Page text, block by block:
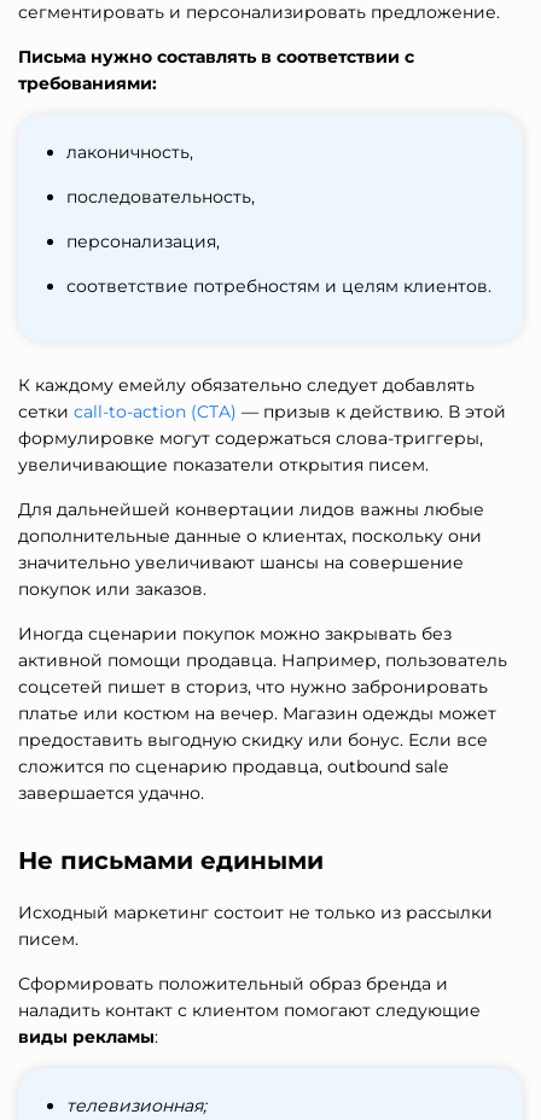
сегментировать и персонализировать предложение.
Письма нужно составлять в соответствии с
требованиями:
лаконичность,
последовательность,
персонализация,
соответствие потребностям и целям клиентов.
К каждому емейлу обязательно следует добавлять
сетки call-to-action (CTA) — призыв к действию. В этой
формулировке могут содержаться слова-триггеры,
увеличивающие показатели открытия писем.
Для дальнейшей конвертации лидов важны любые
дополнительные данные о клиентах, поскольку они
значительно увеличивают шансы на совершение
покупок или заказов.
Иногда сценарии покупок можно закрывать без
активной помощи продавца. Например, пользователь
соцсетей пишет в сториз, что нужно забронировать
платье или костюм на вечер. Магазин одежды может
предоставить выгодную скидку или бонус. Если все
сложится по сценарию продавца, outbound sale
завершается удачно.
Не письмами едиными
Исходный маркетинг состоит не только из рассылки
писем.
Сформировать положительный образ бренда и
наладить контакт с клиентом помогают следующие
виды рекламы:
телевизионная;